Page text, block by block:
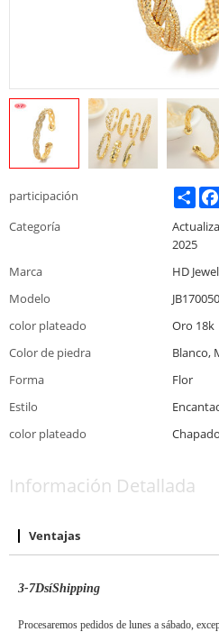
participación
Categoría
2025
Marca
HD
Modelo
color plateado
Oro 18k
Color de piedra
Blanco,
Forma
Flor
Estilo
color plateado
Información Detallada
Ventajas
3-7DsíShipping
Procesaremos pedidos de lunes a sábado,